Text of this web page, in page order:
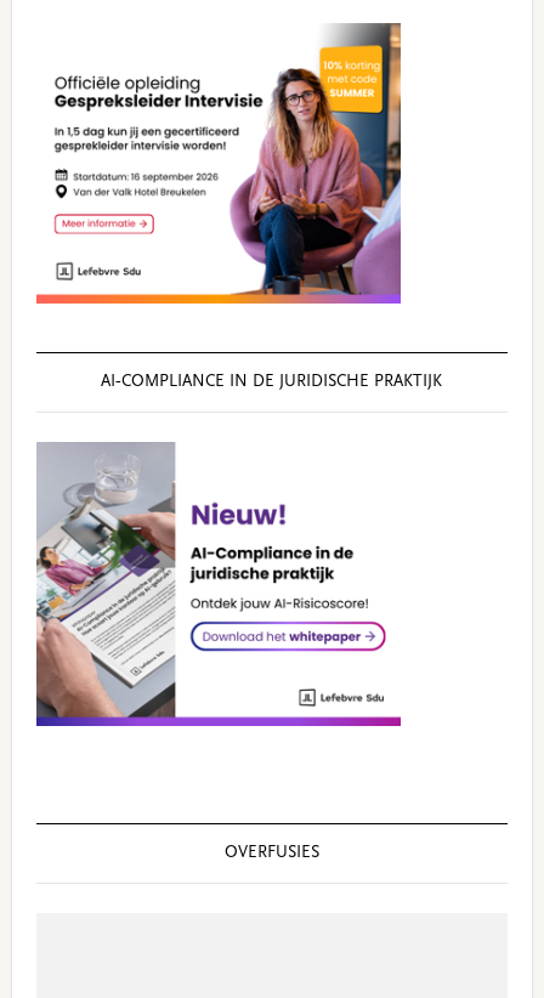
AI‑COMPLIANCE IN DE JURIDISCHE PRAKTIJK
OVERFUSIES